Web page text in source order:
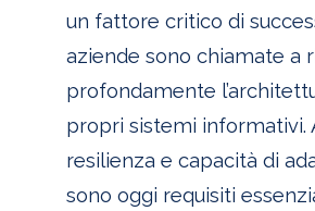
un fattore critico di
aziende sono chiamate a
profondamente
propri sistemi informativi.
resilienza e capacità di
sono oggi requisiti